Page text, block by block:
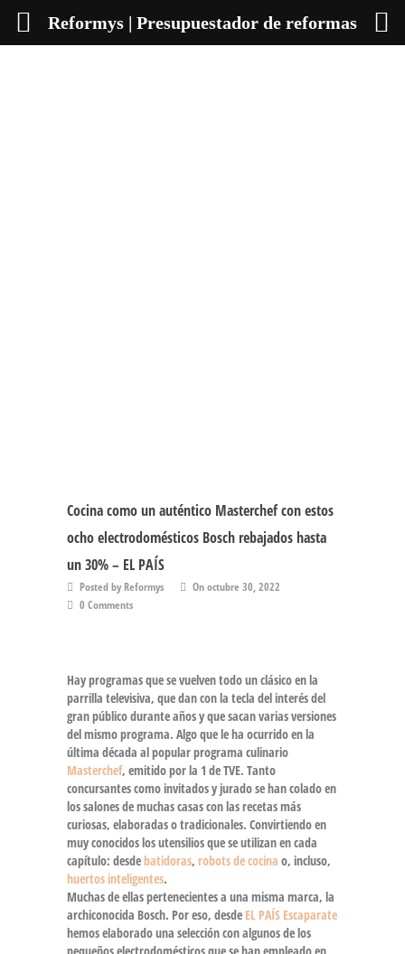
Cocina como un auténtico Masterchef con estos
ocho electrodomésticos Bosch rebajados hasta
un 30% – EL PAÍS
Posted by Reformys
On octubre 30, 2022
0 Comments
Hay programas que se vuelven todo un clásico en la
parrilla televisiva, que dan con la tecla del interés del
gran público durante años y que sacan varias versiones
del mismo programa. Algo que le ha ocurrido en la
última década alpopular programa culinario
Masterchef, emitido por la 1 de TVE. Tanto
concursantes como invitados y jurado se han colado en
los salones de muchas casas con las recetas más
curiosas, elaboradas o tradicionales. Convirtiendo en
muy conocidos los utensilios que se utilizan en cada
capítulo: desdebatidoras, robots de cocina o, incluso,
huertos inteligentes.
Muchas de ellas pertenecientes a una misma marca, la
archiconocida Bosch. Por eso, desde EL PAÍS Escaparate
hemos elaborado una selección con algunos de los
Reformys | Presupuestador de reformas